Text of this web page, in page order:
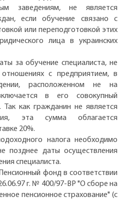
заведениям, не является
если обучение связано с
или переподготовкой этих
лица в украинских
за обучение специалиста, не
с предприятием, в
расположенном не на
в его совокупный
как гражданин не является
эта сумма облагается
20%.
налога необходимо
позднее даты осуществления
специалиста.
фонд в соответствии
г. № 400/97-ВР "О сборе на
пенсионное страхование" (с